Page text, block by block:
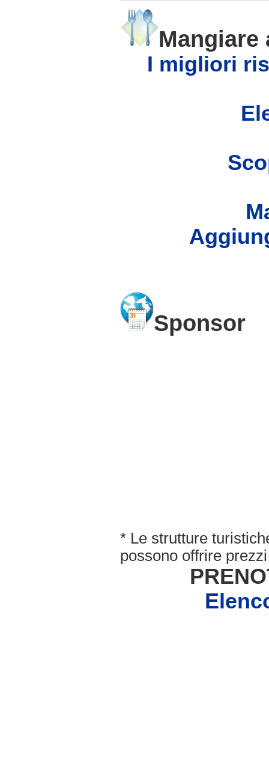
Mangiare
I migliori
Sponsor
* Le strutture
possono offrire